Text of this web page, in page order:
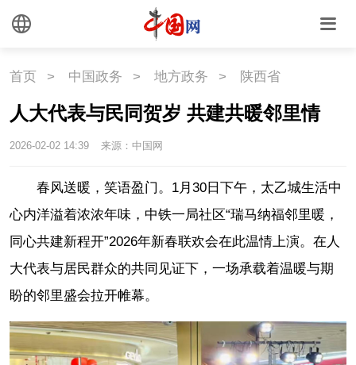
首页 > 中国政务 > 地方政务 > 陕西省
人大代表与民同贺岁 共建共暖邻里情
2026-02-02 14:39 来源：中国网
春风送暖，笑语盈门。1月30日下午，太乙城生活中
心内洋溢着浓浓年味，中铁一局社区“瑞马纳福邻里暖，
同心共建新程开”2026年新春联欢会在此温情上演。在人
大代表与居民群众的共同见证下，一场承载着温暖与期
盼的邻里盛会拉开帷幕。